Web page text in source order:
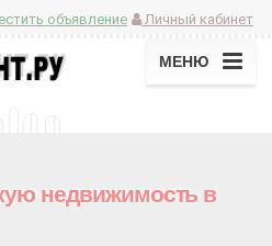
Личный кабинет
объявление
МЕНЮ
недвижимость в